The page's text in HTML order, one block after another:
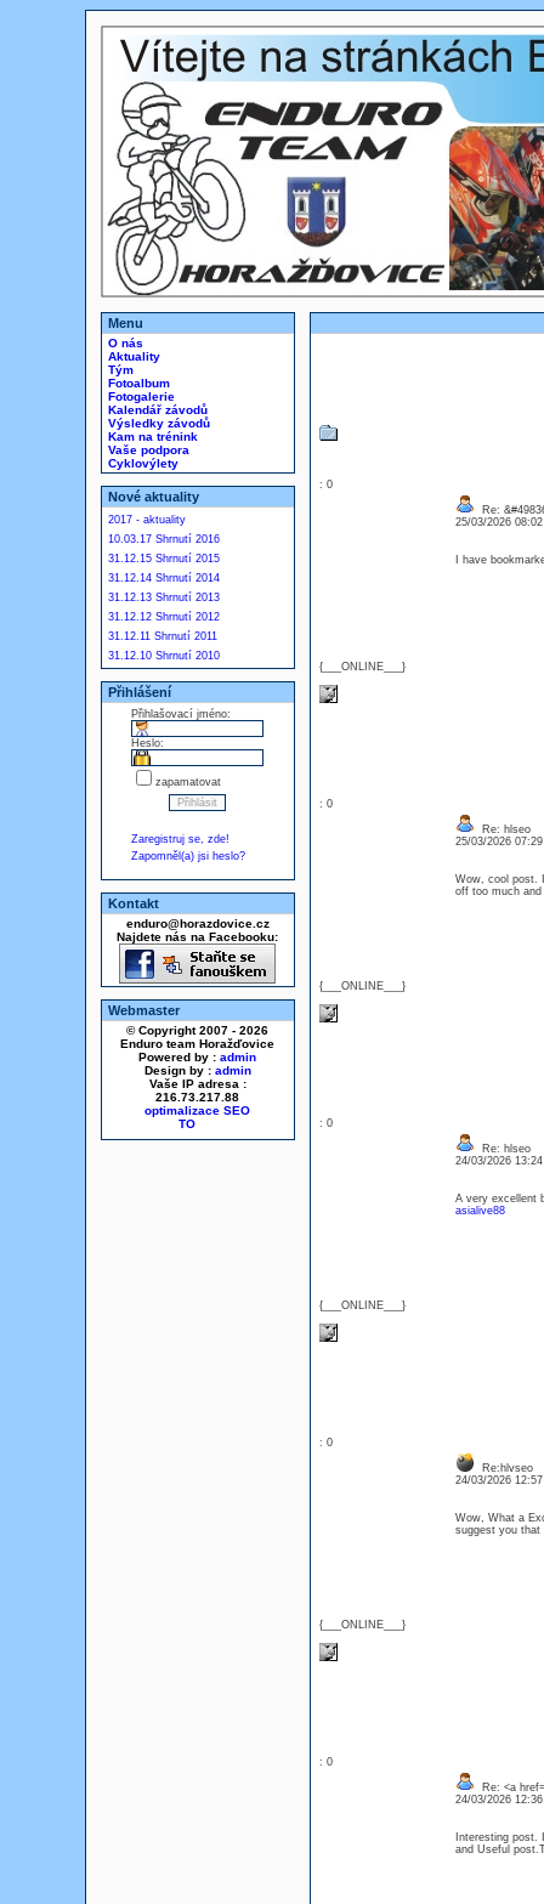
Menu
O nás
Aktuality
Tým
Fotoalbum
Fotogalerie
Kalendář závodů
Výsledky závodů
Kam na trénink
Vaše podpora
Cyklovýlety
Nové aktuality
2017 - aktuality
10.03.17 Shrnutí 2016
31.12.15 Shrnutí 2015
31.12.14 Shrnutí 2014
31.12.13 Shrnutí 2013
31.12.12 Shrnutí 2012
31.12.11 Shrnutí 2011
31.12.10 Shrnutí 2010
Přihlášení
Přihlašovací jméno:
Heslo:
zapamatovat
Zaregistruj se, zde!
Zapomněl(a) jsi heslo?
Kontakt
enduro@horazdovice.cz
Najdete nás na Facebooku:
Webmaster
© Copyright 2007 - 2026
Enduro team Horažďovice
Powered by : admin
Design by : admin
Vaše IP adresa :
216.73.217.88
optimalizace SEO
: 0
{___ONLINE___}
Re:
25/03/2026
I have
: 0
{___ONLINE___}
Re: hlseo
25/03/2026
Wow, cool post.
off too much
: 0
{___ONLINE___}
Re: hlseo
24/03/2026
A very excellent
asialive88
: 0
{___ONLINE___}
Re:hlvseo
24/03/2026
Wow, What a
suggest you
: 0
Re: <a
24/03/2026
Interesting
and Useful